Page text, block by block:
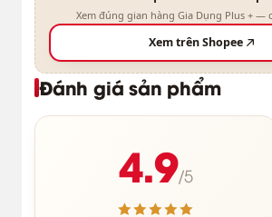
Đánh giá sản phẩm
4.9/5
Xem đúng gian hàng Gia Dụng Plus + —
Xem trên Shopee